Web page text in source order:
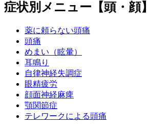
症状別メニュー【頭・顔】
薬に頼らない頭痛
頭痛
めまい（眩暈）
耳鳴り
自律神経失調症
眼精疲労
顔面神経麻痺
顎関節症
テレワークによる頭痛